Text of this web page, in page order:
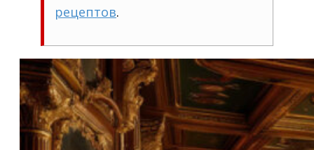
рецептов.